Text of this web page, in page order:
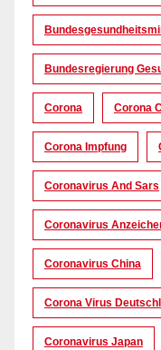
Bundesregierung
Corona Corona
Corona Impfung
Coronavirus And Sars
Coronavirus
Coronavirus China
Corona Virus
Coronavirus Japan